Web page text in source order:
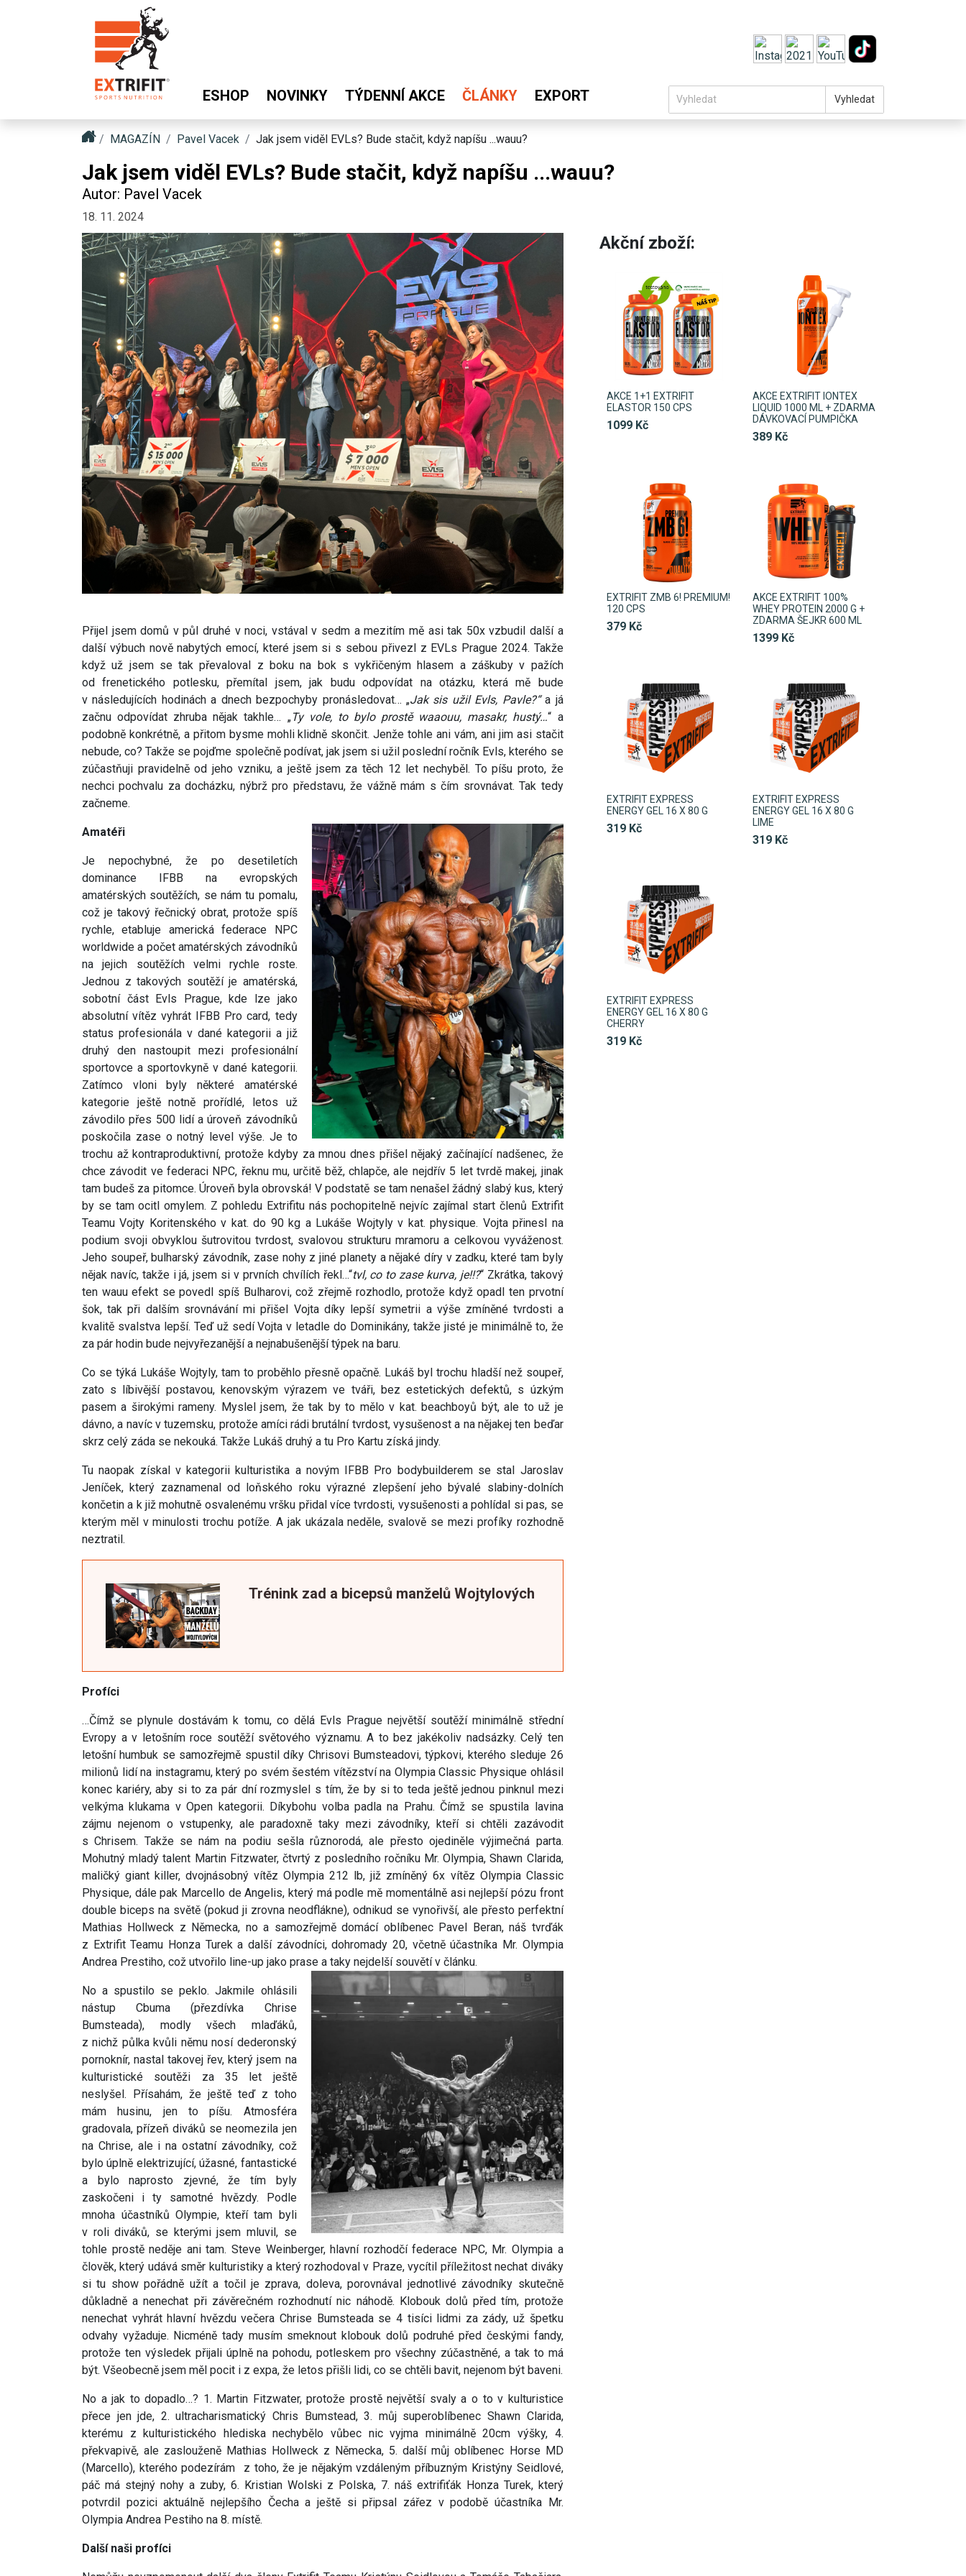
ESHOP NOVINKY TÝDENNÍ AKCE ČLÁNKY EXPORT Vyhledat
MAGAZÍN Pavel Vacek Jak jsem viděl EVLs? Bude stačit, když napíšu ...wauu?
Jak jsem viděl EVLs? Bude stačit, když napíšu ...wauu?
Autor: Pavel Vacek
18. 11. 2024
Přijel jsem domů v půl druhé v noci, vstával v sedm a mezitím mě asi tak 50x vzbudil další a
další výbuch nově nabytých emocí, které jsem si s sebou přivezl z EVLs Prague 2024. Takže
když už jsem se tak převaloval z boku na bok s vykřičeným hlasem a záškuby v pažích
od frenetického potlesku, přemítal jsem, jak budu odpovídat na otázku, která mě bude
v následujících hodinách a dnech bezpochyby pronásledovat… „Jak sis užil Evls, Pavle?“a já
začnu odpovídat zhruba nějak takhle… „Ty vole, to bylo prostě waaouu, masakr, hustý…“ a
podobně konkrétně, a přitom bysme mohli klidně skončit. Jenže tohle ani vám, ani jim asi stačit
nebude, co? Takže se pojďme společně podívat, jak jsem si užil poslední ročník Evls, kterého se
zúčastňuji pravidelně od jeho vzniku, a ještě jsem za těch 12 let nechyběl. To píšu proto, že
nechci pochvalu za docházku, nýbrž pro představu, že vážně mám s čím srovnávat. Tak tedy
začneme.
Amatéři
Je nepochybné, že po desetiletích
dominance IFBB na evropských
amatérských soutěžích, se nám tu pomalu,
což je takový řečnický obrat, protože spíš
rychle, etabluje americká federace NPC
worldwide a počet amatérských závodníků
na jejich soutěžích velmi rychle roste.
Jednou z takových soutěží je amatérská,
sobotní část Evls Prague, kde lze jako
absolutní vítěz vyhrát IFBB Pro card, tedy
status profesionála v dané kategorii a již
druhý den nastoupit mezi profesionální
sportovce a sportovkyně v dané kategorii.
Zatímco vloni byly některé amatérské
kategorie ještě notně prořídlé, letos už
závodilo přes 500 lidí a úroveň závodníků
poskočila zase o notný level výše. Je to
trochu až kontraproduktivní, protože kdyby za mnou dnes přišel nějaký začínající nadšenec, že
chce závodit ve federaci NPC, řeknu mu, určitě běž, chlapče, ale nejdřív 5 let tvrdě makej, jinak
tam budeš za pitomce. Úroveň byla obrovská! V podstatě se tam nenašel žádný slabý kus, který
by se tam ocitl omylem. Z pohledu Extrifitu nás pochopitelně nejvíc zajímal start členů Extrifit
Teamu Vojty Koritenského v kat. do 90 kg a Lukáše Wojtyly v kat. physique. Vojta přinesl na
podium svoji obvyklou šutrovitou tvrdost, svalovou strukturu mramoru a celkovou vyváženost.
Jeho soupeř, bulharský závodník, zase nohy z jiné planety a nějaké díry v zadku, které tam byly
nějak navíc, takže i já, jsem si v prvních chvílích řekl…“tvl, co to zase kurva, je!!?“ Zkrátka, takový
ten wauu efekt se povedl spíš Bulharovi, což zřejmě rozhodlo, protože když opadl ten prvotní
šok, tak při dalším srovnávání mi přišel Vojta díky lepší symetrii a výše zmíněné tvrdosti a
kvalitě svalstva lepší. Teď už sedí Vojta v letadle do Dominikány, takže jisté je minimálně to, že
za pár hodin bude nejvyřezanější a nejnabušenější týpek na baru.
Co se týká Lukáše Wojtyly, tam to proběhlo přesně opačně. Lukáš byl trochu hladší než soupeř,
zato s líbivější postavou, kenovským výrazem ve tváři, bez estetických defektů, s úzkým
pasem a širokými rameny. Myslel jsem, že tak by to mělo v kat. beachboyů být, ale to už je
dávno, a navíc v tuzemsku, protože amíci rádi brutální tvrdost, vysušenost a na nějakej ten beďar
skrz celý záda se nekouká. Takže Lukáš druhý a tu Pro Kartu získá jindy.
Tu naopak získal v kategorii kulturistika a novým IFBB Pro bodybuilderem se stal Jaroslav
Jeníček, který zaznamenal od loňského roku výrazné zlepšení jeho bývalé slabiny-dolních
končetin a k již mohutně osvalenému vršku přidal více tvrdosti, vysušenosti a pohlídal si pas, se
kterým měl v minulosti trochu potíže. A jak ukázala neděle, svalově se mezi profíky rozhodně
neztratil.
Trénink zad a bicepsů manželů Wojtylových
Profíci
…Čímž se plynule dostávám k tomu, co dělá Evls Prague největší soutěží minimálně střední
Evropy a v letošním roce soutěží světového významu. A to bez jakékoliv nadsázky. Celý ten
letošní humbuk se samozřejmě spustil díky Chrisovi Bumsteadovi, týpkovi, kterého sleduje 26
milionů lidí na instagramu, který po svém šestém vítězství na Olympia Classic Physique ohlásil
konec kariéry, aby si to za pár dní rozmyslel s tím, že by si to teda ještě jednou pinknul mezi
velkýma klukama v Open kategorii. Díkybohu volba padla na Prahu. Čímž se spustila lavina
zájmu nejenom o vstupenky, ale paradoxně taky mezi závodníky, kteří si chtěli zazávodit
s Chrisem. Takže se nám na podiu sešla různorodá, ale přesto ojediněle výjimečná parta.
Mohutný mladý talent Martin Fitzwater, čtvrtý z posledního ročníku Mr. Olympia, Shawn Clarida,
maličký giant killer, dvojnásobný vítěz Olympia 212 lb, již zmíněný 6x vítěz Olympia Classic
Physique, dále pak Marcello de Angelis, který má podle mě momentálně asi nejlepší pózu front
double biceps na světě (pokud ji zrovna neodflákne), odnikud se vynořivší, ale přesto perfektní
Mathias Hollweck z Německa, no a samozřejmě domácí oblíbenec Pavel Beran, náš tvrďák
z Extrifit Teamu Honza Turek a další závodníci, dohromady 20, včetně účastníka Mr. Olympia
Andrea Prestiho, což utvořilo line-up jako prase a taky nejdelší souvětí v článku.
No a spustilo se peklo. Jakmile ohlásili
nástup Cbuma (přezdívka Chrise
Bumsteada), modly všech mlaďáků,
z nichž půlka kvůli němu nosí dederonský
pornoknír, nastal takovej řev, který jsem na
kulturistické soutěži za 35 let ještě
neslyšel. Přísahám, že ještě teď z toho
mám husinu, jen to píšu. Atmosféra
gradovala, přízeň diváků se neomezila jen
na Chrise, ale i na ostatní závodníky, což
bylo úplně elektrizující, úžasné, fantastické
a bylo naprosto zjevné, že tím byly
zaskočeni i ty samotné hvězdy. Podle
mnoha účastníků Olympie, kteří tam byli
v roli diváků, se kterými jsem mluvil, se
tohle prostě neděje ani tam. Steve Weinberger, hlavní rozhodčí federace NPC, Mr. Olympia a
člověk, který udává směr kulturistiky a který rozhodoval v Praze, vycítil příležitost nechat diváky
si tu show pořádně užít a točil je zprava, doleva, porovnával jednotlivé závodníky skutečně
důkladně a nenechat při závěrečném rozhodnutí nic náhodě. Klobouk dolů před tím, protože
nenechat vyhrát hlavní hvězdu večera Chrise Bumsteada se 4 tisíci lidmi za zády, už špetku
odvahy vyžaduje. Nicméně tady musím smeknout klobouk dolů podruhé před českými fandy,
protože ten výsledek přijali úplně na pohodu, potleskem pro všechny zúčastněné, a tak to má
být. Všeobecně jsem měl pocit i z expa, že letos přišli lidi, co se chtěli bavit, nejenom být baveni.
No a jak to dopadlo…? 1. Martin Fitzwater, protože prostě největší svaly a o to v kulturistice
přece jen jde, 2. ultracharismatický Chris Bumstead, 3. můj superoblíbenec Shawn Clarida,
kterému z kulturistického hlediska nechybělo vůbec nic vyjma minimálně 20cm výšky, 4.
překvapivě, ale zaslouženě Mathias Hollweck z Německa, 5. další můj oblíbenec Horse MD
(Marcello), kterého podezírám z toho, že je nějakým vzdáleným příbuzným Kristýny Seidlové,
páč má stejný nohy a zuby, 6. Kristian Wolski z Polska, 7. náš extrifiťák Honza Turek, který
potvrdil pozici aktuálně nejlepšího Čecha a ještě si připsal zářez v podobě účastníka Mr.
Olympia Andrea Pestiho na 8. místě.
Další naši profíci
Akční zboží:
AKCE 1+1 EXTRIFIT
ELASTOR 150 CPS
1099 Kč
AKCE EXTRIFIT IONTEX
LIQUID 1000 ML + ZDARMA
DÁVKOVACÍ PUMPIČKA
389 Kč
EXTRIFIT ZMB 6! PREMIUM!
120 CPS
379 Kč
AKCE EXTRIFIT 100%
WHEY PROTEIN 2000 G +
ZDARMA ŠEJKR 600 ML
1399 Kč
EXTRIFIT EXPRESS
ENERGY GEL 16 X 80 G
319 Kč
EXTRIFIT EXPRESS
ENERGY GEL 16 X 80 G
LIME
319 Kč
EXTRIFIT EXPRESS
ENERGY GEL 16 X 80 G
CHERRY
319 Kč